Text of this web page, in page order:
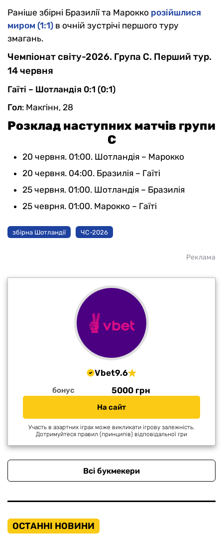
Раніше збірні Бразилії та Марокко розійшлися
миром (1:1) в очній зустрічі першого туру
змагань.
Чемпіонат світу-2026. Група С. Перший тур.
14 червня
Гаїті – Шотландія 0:1 (0:1)
Гол: Макгінн, 28
Розклад наступних матчів групи
С
20 червня. 01:00. Шотландія – Марокко
20 червня. 04:00. Бразилія – Гаїті
25 червня. 01:00. Шотландія – Бразилія
25 чеврня. 01:00. Марокко – Гаїті
збірна Шотландії ЧС-2026
Реклама
Vbet9.6
бонус 5000 грн
На сайт
Участь в азартних іграх може викликати ігрову залежність.
Дотримуйтеся правил (принципів) відповідальної гри
Всі букмекери
ОСТАННІ НОВИНИ